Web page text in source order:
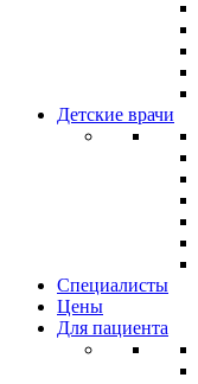
Детские врачи
Специалисты
Цены
Для пациента